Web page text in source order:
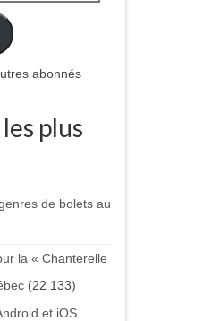
abonnés
plus
de bolets au
la « Chanterelle
(22 133)
et iOS